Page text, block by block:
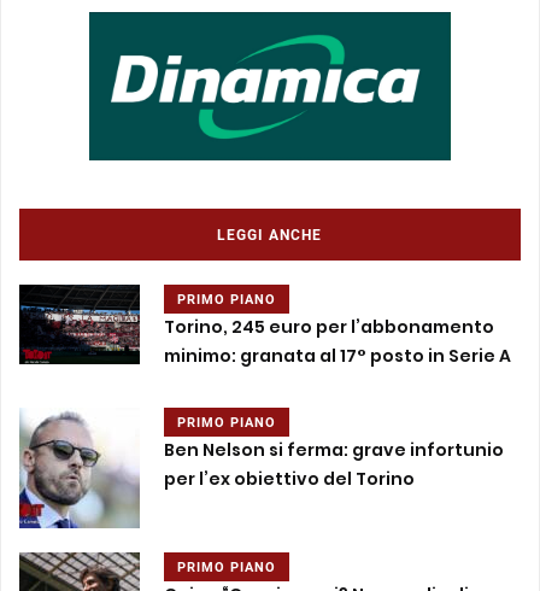
LEGGI ANCHE
PRIMO PIANO
Torino, 245 euro per l’abbonamento
minimo: granata al 17° posto in Serie A
PRIMO PIANO
Ben Nelson si ferma: grave infortunio
per l’ex obiettivo del Torino
PRIMO PIANO